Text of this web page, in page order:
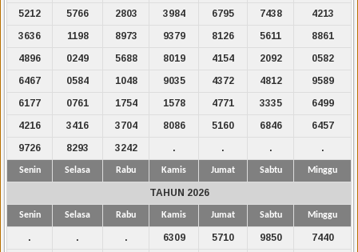
5212
5766 2803 3984 6795 7438
4213
3636
1198 8973 9379 8126 5611
8861
4896
0249 5688 8019 4154 2092
0582
6467
0584 1048 9035 4372 4812
9589
6177
0761 1754 1578 4771 3335
6499
4216
3416 3704 8086 5160 6846
6457
9726
8293 3242 . . . .
Senin Selasa Rabu Kamis Jumat Sabtu Minggu
TAHUN 2026
Senin Selasa Rabu Kamis Jumat Sabtu Minggu
. . . 6309 5710 9850
7440